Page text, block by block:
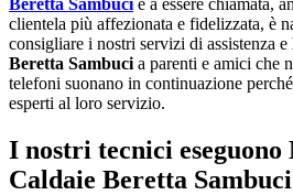
clientela più affezionata e fidelizzata, è
consigliare i nostri servizi di assistenza e
Beretta Sambuci a parenti e amici che
telefoni suonano in continuazione
esperti al loro servizio.
I nostri tecnici eseguono
Caldaie Beretta